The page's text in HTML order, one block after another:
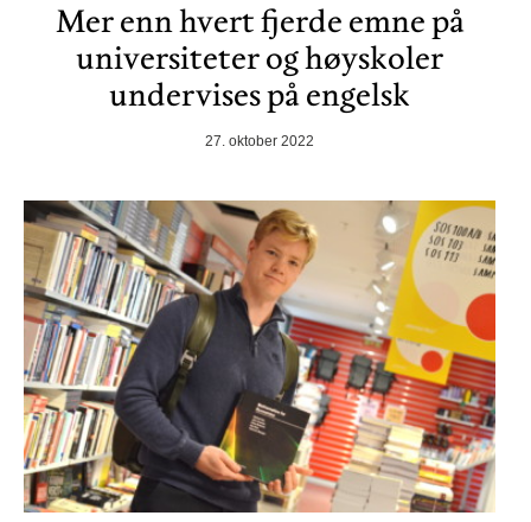
Mer enn hvert fjerde emne på
universiteter og høyskoler
undervises på engelsk
27. oktober 2022